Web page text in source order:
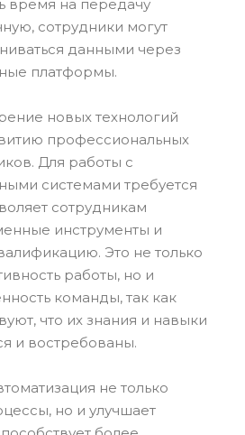
время на передачу
сотрудники могут
данными через
платформы.
новых технологий
профессиональных
Для работы с
системами требуется
сотрудникам
инструменты и
Это не только
работы, но и
команды, так как
что их знания и навыки
и востребованы.
не только
но и улучшает